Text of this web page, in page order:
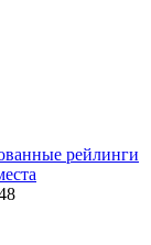
рейлинги